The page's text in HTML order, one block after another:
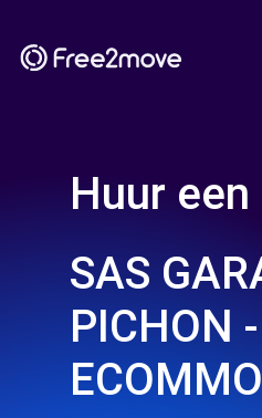
Huur
SAS
PICHON -